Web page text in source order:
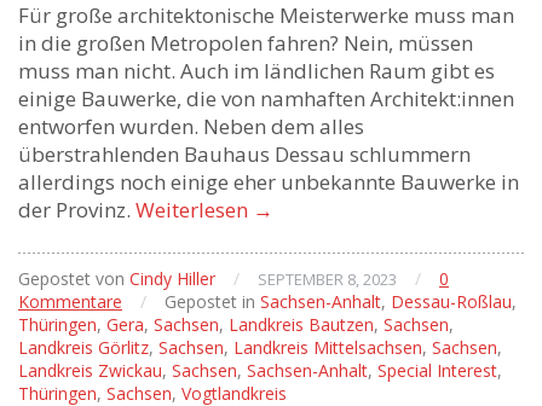
Für große architektonische Meisterwerke muss man
in die großen Metropolen fahren? Nein, müssen
muss man nicht. Auch im ländlichen Raum gibt es
einige Bauwerke, die von namhaften Architekt:innen
entworfen wurden. Neben dem alles
überstrahlenden Bauhaus Dessau schlummern
allerdings noch einige eher unbekannte Bauwerke in
der Provinz. Weiterlesen →
Gepostet von Cindy Hiller / SEPTEMBER 8, 2023 /
0
Kommentare
/ Gepostet in Sachsen-Anhalt, Dessau-Roßlau,
Thüringen, Gera, Sachsen, Landkreis Bautzen, Sachsen,
Landkreis Görlitz, Sachsen, Landkreis Mittelsachsen, Sachsen,
Landkreis Zwickau, Sachsen, Sachsen-Anhalt, Special Interest,
Thüringen, Sachsen, Vogtlandkreis